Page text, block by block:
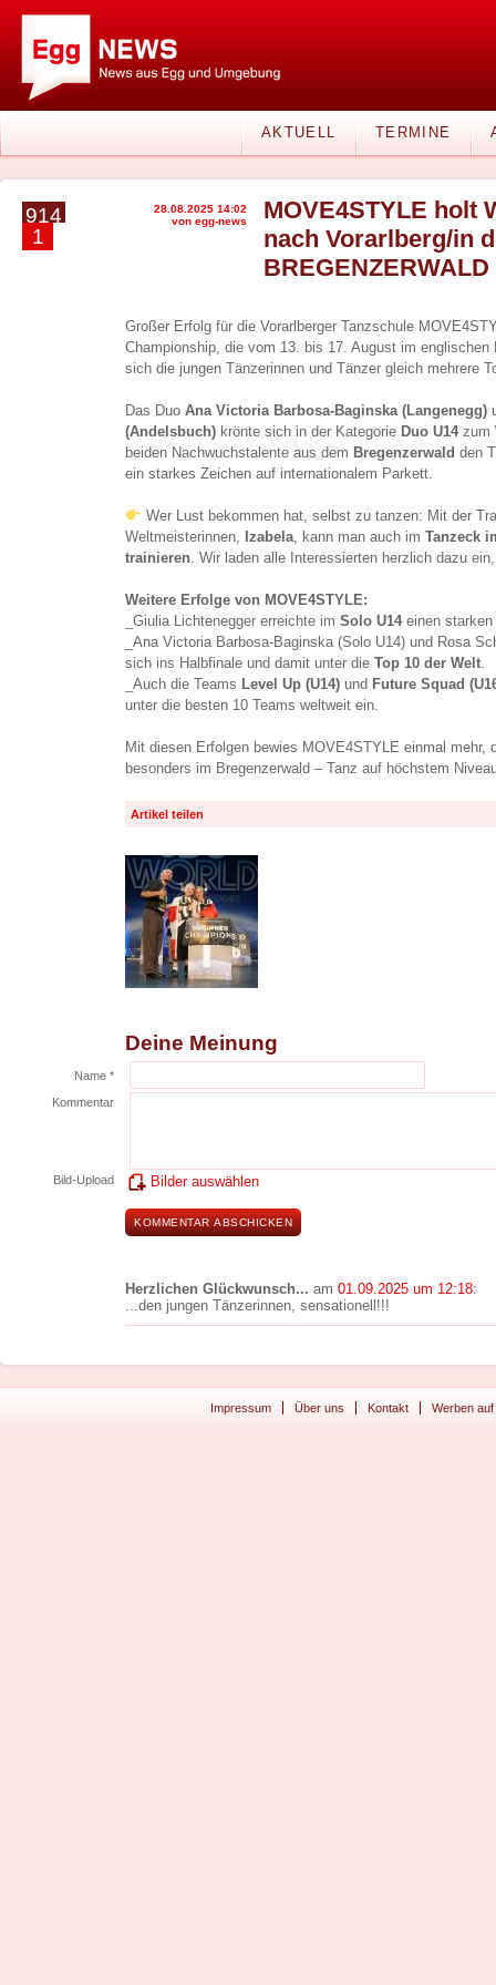
AKTUELL TERMINE
914
1
28.08.2025 14:02
von egg-news
MOVE4STYLE holt
nach Vorarlberg/in
BREGENZERWALD
Großer Erfolg für die Vorarlberger Tanzschule
Championship, die vom 13. bis 17. August im
sich die jungen Tänzerinnen und Tänzer gleich mehrere
Das Duo Ana Victoria Barbosa-Baginska (Langenegg)
(Andelsbuch) krönte sich in der Kategorie Duo U14zum
beiden Nachwuchstalente aus dem Bregenzerwald den
ein starkes Zeichen auf internationalem Parkett.
Wer Lust bekommen hat, selbst zu tanzen: Mit der
Weltmeisterinnen, Izabela, kann man auch im Tanzeck
trainieren. Wir laden alle Interessierten herzlich dazu
Weitere Erfolge von MOVE4STYLE:
_Giulia Lichtenegger erreichte im Solo U14einen
_Ana Victoria Barbosa-Baginska (Solo U14) und Rosa
sich ins Halbfinale und damit unter die Top 10 der Welt.
_Auch die Teams Level Up (U14) und Future Squad
unter die besten 10 Teams weltweit ein.
Mit diesen Erfolgen bewies MOVE4STYLE einmal mehr,
besonders im Bregenzerwald – Tanz auf höchstem
Artikel teilen
Deine Meinung
Name *
Kommentar
Bild-Upload Bilder auswählen
Herzlichen Glückwunsch... am 01.09.2025 um 12:18:
...den jungen Tänzerinnen, sensationell!!!
Impressum Über uns Kontakt Werben